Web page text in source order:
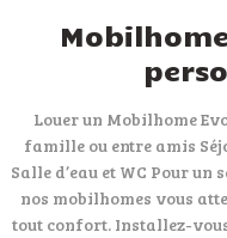
Louer un Mobilhome
famille ou entre amis
Salle d’eau et WC Pour
nos mobilhomes vous
tout confort. Installez-